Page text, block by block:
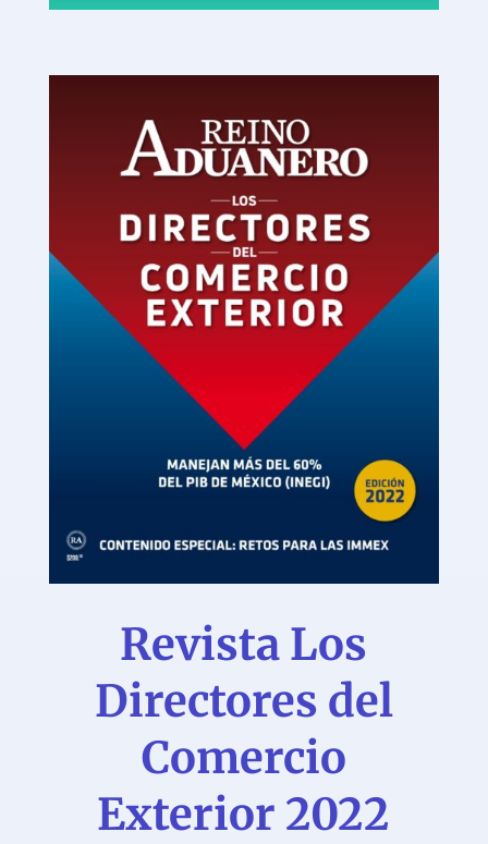
Revista Los
Directores del
Comercio
Exterior 2022